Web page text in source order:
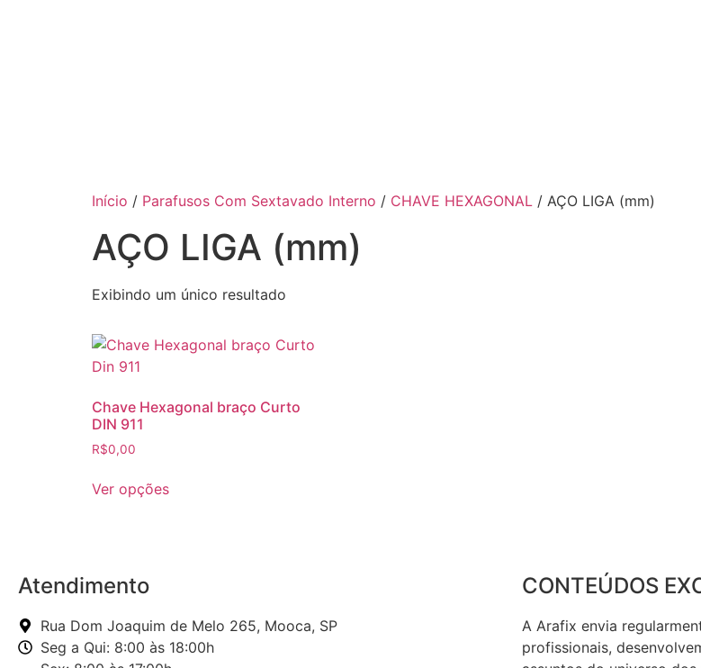
Início / Parafusos Com Sextavado Interno / CHAVE HEXAGONAL / AÇO LIGA (mm)
AÇO LIGA (mm)
Exibindo um único resultado
Chave Hexagonal braço Curto
DIN 911
R$0,00
Ver opções
Atendimento
Rua Dom Joaquim de Melo 265, Mooca, SP
Seg a Qui: 8:00 às 18:00h
CONTEÚDOS
A Arafix envia
profissionais,